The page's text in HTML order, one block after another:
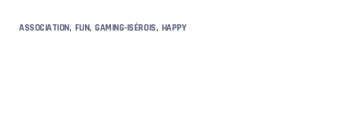
ASSOCIATION, FUN, GAMING-ISÉROIS, HAPPY